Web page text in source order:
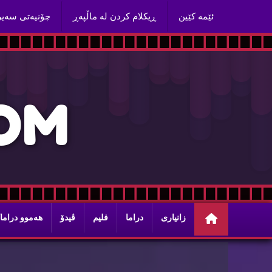
ئێمه‌ كێین ڕیكلام كردن له‌ ماڵپه‌ڕ چۆنیه‌تی
M
زانیاری دراما فلیم ڤیدۆ هه‌موو